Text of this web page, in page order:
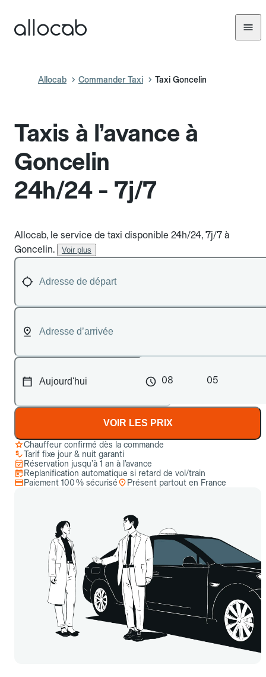
Allocab Commander Taxi Taxi Goncelin
Taxis à l’avance à
Goncelin
24h/24 - 7j/7
Allocab, le service de taxi disponible 24h/24, 7j/7 à
Goncelin.
Voir plus
08 05
VOIR LES PRIX
Chauffeur confirmé dès la commande
Tarif fixe jour & nuit garanti
Réservation jusqu’à 1 an à l’avance
Replanification automatique si retard de vol/train
Paiement 100 % sécurisé
Présent partout en France